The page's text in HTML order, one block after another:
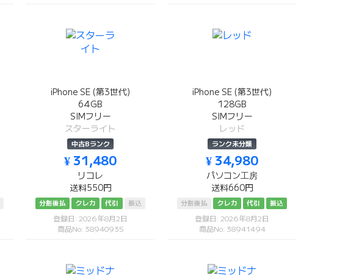
iPhone SE (第3世代)
64GB
SIMフリー
スターライト
中古Bランク
¥ 31,480
リコレ
送料550円
分割後払 クレカ 代引 振込
登録日: 2026年8月2日
商品No: 38940935
iPhone SE (第3世代)
128GB
SIMフリー
レッド
ランク未分類
¥ 34,980
パソコン工房
送料660円
分割後払 クレカ 代引 振込
登録日: 2026年8月2日
商品No: 38941494